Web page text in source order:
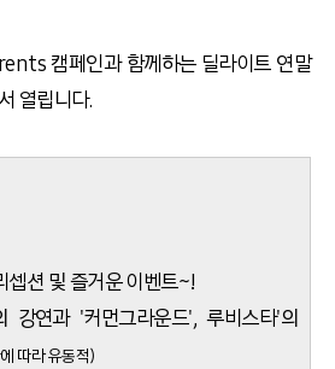
캠페인과 함께하는 딜라이트 연말
열립니다.
션 및 즐거운 이벤트~!
연과 '커먼그라운드', 루비스타'의
따라 유동적)